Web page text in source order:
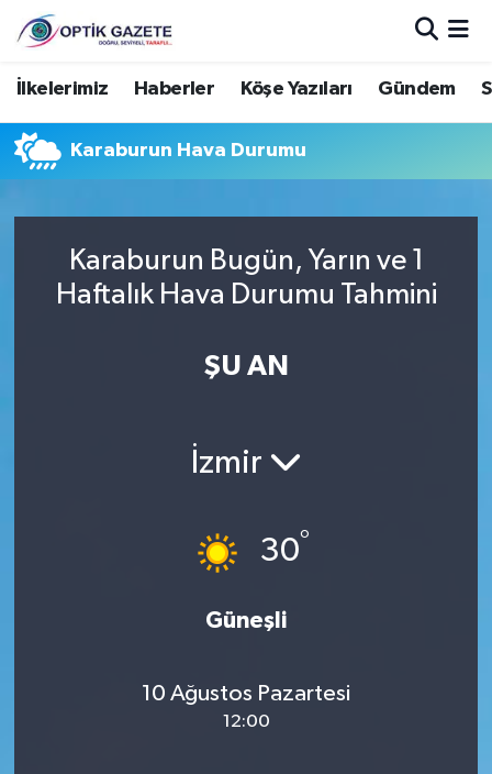
İlkelerimiz Haberler Köşe Yazıları Gündem
Karaburun Hava Durumu
Karaburun Bugün, Yarın ve 1
Haftalık Hava Durumu Tahmini
ŞU AN
İzmir
30°
Güneşli
10 Ağustos Pazartesi
12:00
Nöbetçi Eczaneler
Hava Durumu
Trafik Durumu
Süper Lig Puan Durumu ve Fikstür